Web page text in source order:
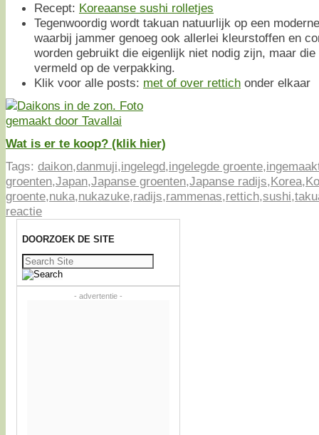
Recept: Koreaanse sushi rolletjes
Tegenwoordig wordt takuan natuurlijk op een
waarbij jammer genoeg ook allerlei kleurstoffen en
worden gebruikt die eigenlijk niet nodig zijn, maar
vermeld op de verpakking.
Klik voor alle posts: met of over rettich onder elkaar
Wat is er te koop? (klik hier)
Tags: daikon,danmuji,ingelegd,ingelegde groente,
groenten,Japan,Japanse groenten,Japanse radijs,Korea,
groente,nuka,nukazuke,radijs,rammenas,rettich,sushi,
reactie
DOORZOEK DE SITE
Zoeken
naar:
- advertentie -